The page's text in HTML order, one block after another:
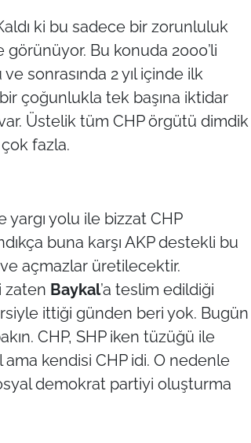
ki bu sadece bir zorunluluk
Bu konuda 2000’li
ve sonrasında 2 yıl içinde ilk
çoğunlukla tek başına iktidar
Üstelik tüm CHP örgütü dimdik
fazla.
yargı yolu ile bizzat CHP
buna karşı AKP destekli bu
açmazlar üretilecektir.
zaten Baykal’a teslim edildiği
ittiği günden beri yok. Bugün
CHP, SHP iken tüzüğü ile
ama kendisi CHP idi. O nedenle
demokrat partiyi oluşturma